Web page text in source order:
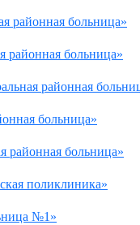
районная больница»
районная больница»
районная
больница»
районная больница»
поликлиника»
№1»